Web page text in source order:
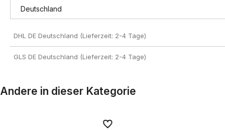
DHL DE Deutschland (Lieferzeit: 2-4 Tage)
GLS DE Deutschland (Lieferzeit: 2-4 Tage)
Andere in dieser Kategorie
Zu Favoriten
Zu Favoriten